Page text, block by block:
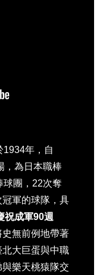
1934年，自
，為日本職棒
球團，22次奪
軍的球隊，具
祝成軍90週
史無前例地帶著
大巨蛋與中職
樂天桃猿隊交